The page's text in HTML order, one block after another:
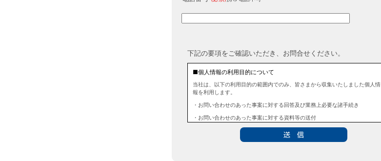
下記の要項をご確認いただき、お問合せください。
■個人情報の利用目的について
当社は、以下の利用目的の範囲内でのみ、皆さまから収集いたしました個人情
報を利用します。
・お問い合わせのあった事案に対する回答及び業務上必要な諸手続き
・お問い合わせのあった事案に対する資料等の送付